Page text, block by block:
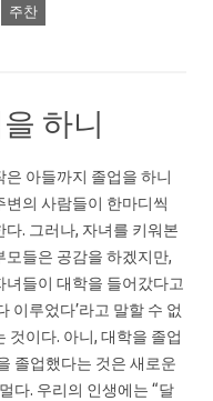
주찬
하니
은 아들까지 졸업을 하니
변의 사람들이 한마디씩
다. 그러나, 자녀를 키워본
모들은 공감을 하겠지만,
녀들이 대학을 들어갔다고
이루었다’라고 말할 수 없
것이다. 아니, 대학을 졸업
졸업했다는 것은 새로운
다. 우리의 인생에는 “달